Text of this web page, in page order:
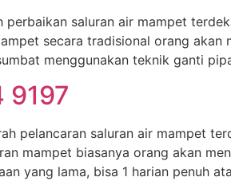
saluran air mampet
secara tradisional orang akan
menggunakan teknik ganti
9197
pelancaran saluran air mampet
mampet biasanya orang akan
yang lama, bisa 1 harian penuh